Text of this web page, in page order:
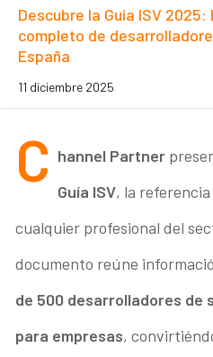
Descubre la Guía ISV
completo de
España
11 diciembre 2025
C hannel Partner
Guía ISV, la
cualquier profesional del
documento reúne
de 500 desarrolladores de
para empresas,